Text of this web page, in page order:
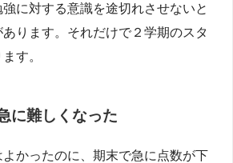
に対する意識を途切れさせないと
ります。それだけで２学期のスタ
す。
に難しくなった
よかったのに、期末で急に点数が下